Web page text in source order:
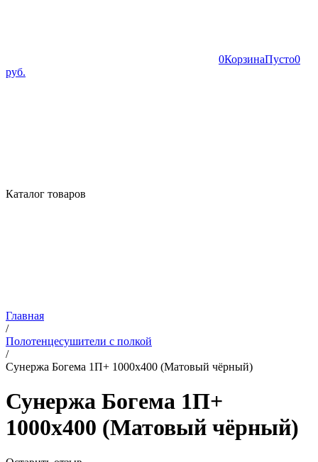
0КорзинаПусто0
руб.
Каталог товаров
Главная
/
Полотенцесушители с полкой
/
Сунержа Богема 1П+ 1000х400 (Матовый чёрный)
Сунержа Богема 1П+
1000х400 (Матовый чёрный)